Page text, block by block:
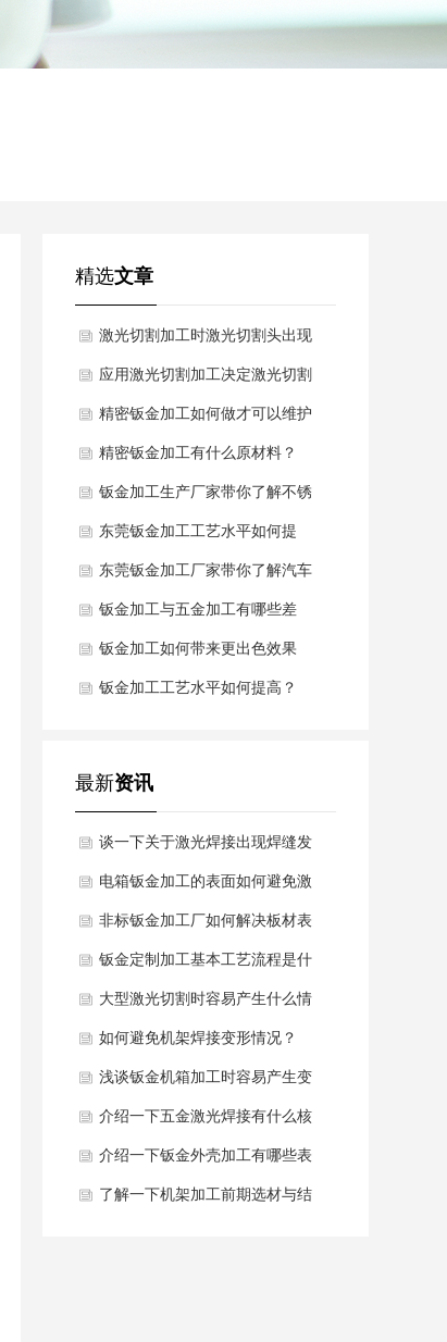
精选文章
激光切割加工时激光切割头出现
异常该怎么办？
应用激光切割加工决定激光切割
的质量
精密钣金加工如何做才可以维护
表面不被氧化浸蚀？
精密钣金加工有什么原材料？
钣金加工生产厂家带你了解不锈
钢钣金加工的材料
东莞钣金加工工艺水平如何提
高？
东莞钣金加工厂家带你了解汽车
钣金的材质规定
钣金加工与五金加工有哪些差
别？
钣金加工如何带来更出色效果
钣金加工工艺水平如何提高？
最新资讯
谈一下关于激光焊接出现焊缝发
黄发黑如何解决？
电箱钣金加工的表面如何避免激
光烧痕？
非标钣金加工厂如何解决板材表
面压痕去除？
钣金定制加工基本工艺流程是什
么？
大型激光切割时容易产生什么情
况？
如何避免机架焊接变形情况？
浅谈钣金机箱加工时容易产生变
形原因是什么？
介绍一下五金激光焊接有什么核
心优势？
介绍一下钣金外壳加工有哪些表
面处理工艺？
了解一下机架加工前期选材与结